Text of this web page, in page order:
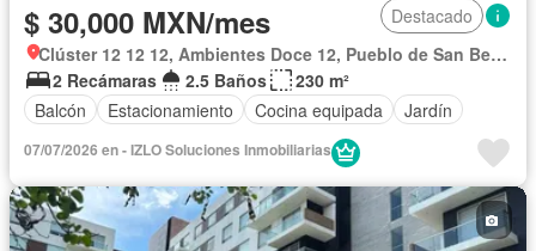
$ 30,000 MXN/mes
Destacado
Clúster 12 12 12, Ambientes Doce 12, Pueblo de San Bernardino Tlaxcalancingo
2 Recámaras
2.5 Baños
230 m²
Balcón
Estacionamiento Cocina equipada Jardín
07/07/2026 en - IZLO Soluciones Inmobiliarias